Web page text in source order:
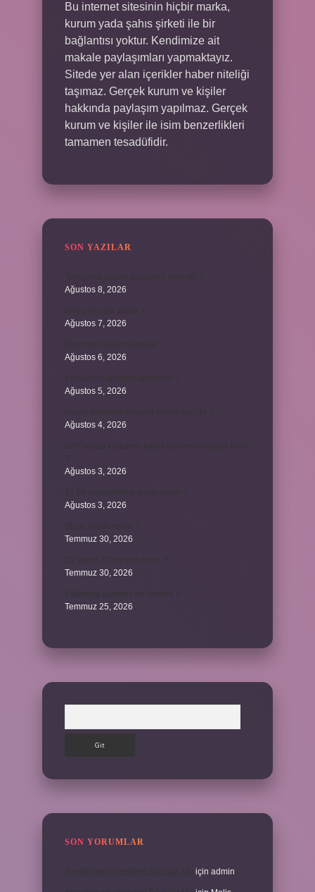
Bu internet sitesinin hiçbir marka,
kurum yada şahıs şirketi ile bir
bağlantısı yoktur. Kendimize ait
makale paylaşımları yapmaktayız.
Sitede yer alan içerikler haber niteliği
taşımaz. Gerçek kurum ve kişiler
hakkında paylaşım yapılmaz. Gerçek
kurum ve kişiler ile isim benzerlikleri
tamamen tesadüfidir.
SON YAZILAR
Ağustos 8, 2026
Ağustos 7, 2026
Ağustos 6, 2026
Ağustos 5, 2026
Ağustos 4, 2026
Ağustos 3, 2026
Ağustos 3, 2026
Temmuz 30, 2026
Temmuz 30, 2026
Temmuz 25, 2026
SON YORUMLAR
için admin